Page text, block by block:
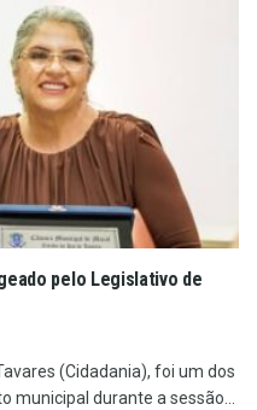
pelo Legislativo de
(Cidadania), foi um dos
municipal durante a sessão...